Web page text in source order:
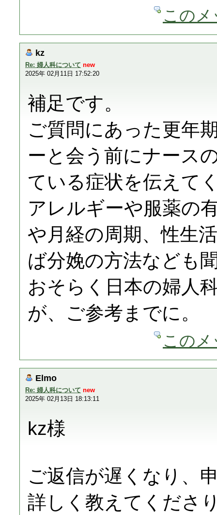
この
kz
Re: 婦人科について new
2025年 02月11日 17:52:20
補足です。
ご質問にあった更年
ーと会う前にナース
ている症状を伝えて
アレルギーや服薬の
や月経の周期、性生
ば分娩の方法なども
おそらく日本の婦人
が、ご参考までに。
この
Elmo
Re: 婦人科について new
2025年 02月13日 18:13:11
kz様
ご返信が遅くなり、
詳しく教えてくださ